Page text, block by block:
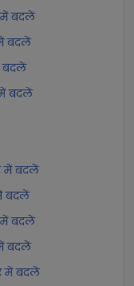
में बदलें
में बदलें
बदलें
में बदलें
में बदलें
में बदलें
में बदलें
में बदलें
में बदलें